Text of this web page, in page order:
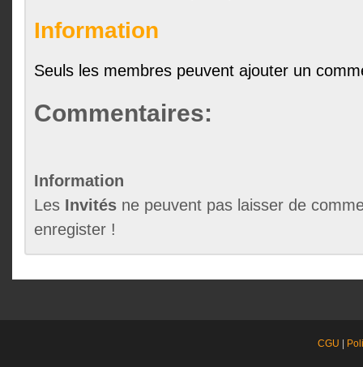
Information
Seuls les membres peuvent ajouter un
Commentaires:
Information
Les Invités ne peuvent pas laisser de
enregister !
CGU